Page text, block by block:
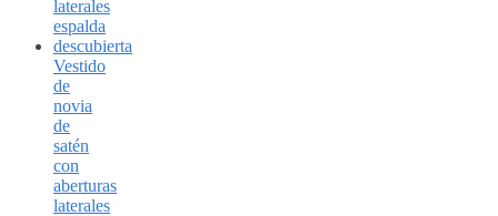
Vestido
de
novia
de
satén
con
aberturas
laterales